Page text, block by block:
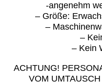
-angenehm
– Größe:
–
–
– Kein
ACHTUNG!
VOM